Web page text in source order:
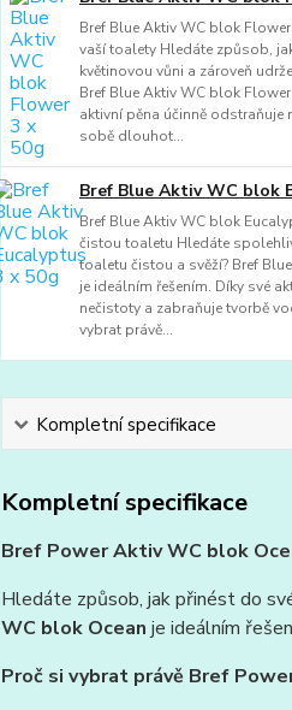
Bref Blue Aktiv WC blok
vaší toalety Hledáte způsob,
květinovou vůni a zároveň
Bref Blue Aktiv WC blok
aktivní pěna účinně odstraňuje
sobě dlouhot...
Bref Blue Aktiv WC blok
Bref Blue Aktiv WC blok
čistou toaletu Hledáte
toaletu čistou a svěží? Bref
je ideálním řešením. Díky své
nečistoty a zabraňuje tvorbě
vybrat právě...
Kompletní specifikace
Kompletní specifikace
Bref Power Aktiv WC blok
Hledáte způsob, jak přinést do
WC blok Ocean je ideálním
Proč si vybrat právě Bref